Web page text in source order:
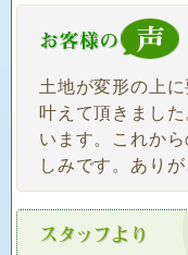
土地が変形の上
叶えて頂きまし
います。これか
しみです。あり